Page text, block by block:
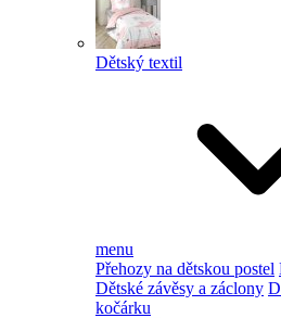
Dětský textil
menu
Přehozy na dětskou postel
Dětské závěsy a záclony
kočárku